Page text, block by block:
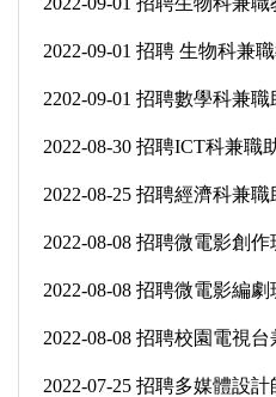
2022-09-01 招聘 生物科兼
2202-09-01 招聘數學科兼職
2022-08-30 招聘ICT科兼職
2022-08-25 招聘經濟科兼職
2022-08-08 招聘微電影創作
2022-08-08 招聘微電影編劇
2022-08-08 招聘校園電視
2022-07-25 招聘多媒體設